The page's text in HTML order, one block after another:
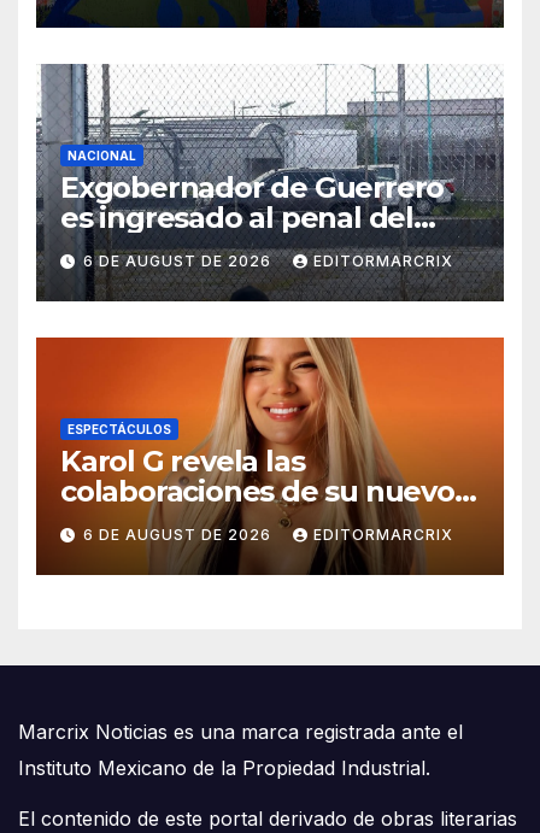
NACIONAL
Exgobernador de Guerrero
es ingresado al penal del
Altiplano por el caso
Ayotzinapa
6 DE AUGUST DE 2026 EDITORMARCRIX
ESPECTÁCULOS
Karol G revela las
colaboraciones de su nuevo
álbum ‘NO ME ARREPIENTO
DE SENTIR TANTO’
6 DE AUGUST DE 2026 EDITORMARCRIX
Marcrix Noticias es una marca registrada ante el
Instituto Mexicano de la Propiedad Industrial.
El contenido de este portal derivado de obras literarias